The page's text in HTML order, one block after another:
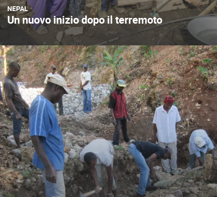
NEPAL
Un nuovo inizio dopo il terremoto